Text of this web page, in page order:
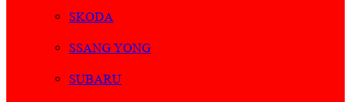
SKODA
SSANG YONG
SUBARU